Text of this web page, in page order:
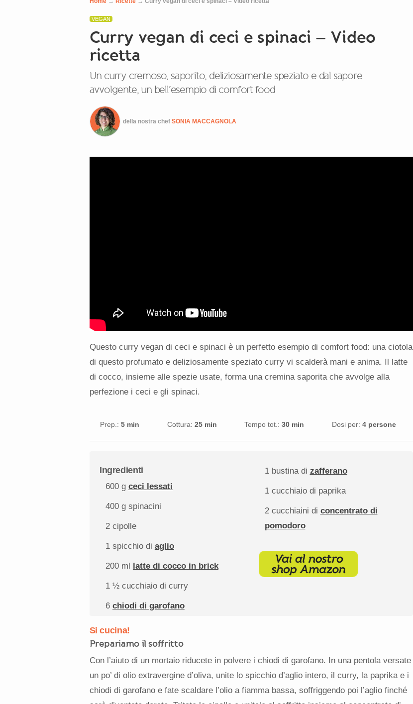
VEGAN
Curry vegan di ceci e spinaci – Video
ricetta
Un curry cremoso, saporito, deliziosamente speziato e dal sapore
avvolgente, un bell’esempio di comfort food
della nostra chef SONIA MACCAGNOLA
Questo curry vegan di ceci e spinaci è un perfetto esempio di comfort food: una ciotola
di questo profumato e deliziosamente speziato curry vi scalderà mani e anima. Il latte
di cocco, insieme alle spezie usate, forma una cremina saporita che avvolge alla
perfezione i ceci e gli spinaci.
Prep.: 5 min Cottura: 25 min Tempo tot.: 30 min Dosi per: 4 persone
Ingredienti
600 g ceci lessati
400 gspinacini
2cipolle
1spicchio di aglio
200ml latte di cocco in brick
1 ½cucchiaio di curry
6 chiodi di garofano
1bustina di zafferano
1cucchiaio di paprika
2cucchiaini di concentrato di
pomodoro
Si cucina!
Prepariamo il soffritto
Con l’aiuto di un mortaio riducete in polvere i chiodi di garofano. In una pentola versate
un po’ di olio extravergine d’oliva, unite lo spicchio d’aglio intero, il curry, la paprika e i
chiodi di garofano e fate scaldare l’olio a fiamma bassa, soffriggendo poi l’aglio finché